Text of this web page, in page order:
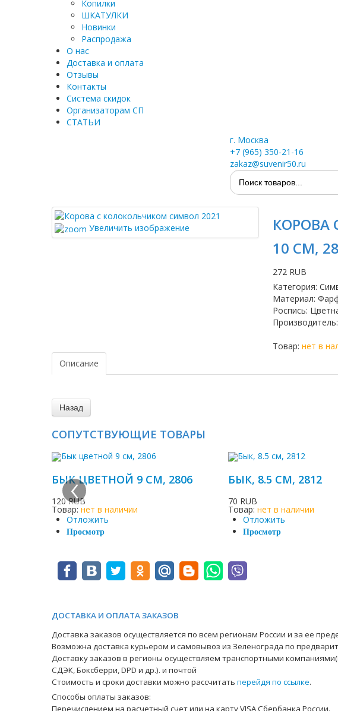
Копилки
ШКАТУЛКИ
Новинки
Распродажа
О нас
Доставка и оплата
Отзывы
Контакты
Система скидок
Организаторам СП
СТАТЬИ
г. Москва
+7 (965) 350-21-16
zakaz@suvenir50.ru
Увеличить изображение
КОРОВА
10 СМ,
272 RUB
Категория:
Материал:
Роспись:
Производитель:
Товар: нет в
Описание
СОПУТСТВУЮЩИЕ ТОВАРЫ
БЫК ЦВЕТНОЙ 9 СМ, 2806
120 RUB
Товар: нет в наличии
Отложить
Просмотр
БЫК, 8.5 СМ, 2812
70 RUB
Товар:нет в наличии
Отложить
Просмотр
‹
ДОСТАВКА И ОПЛАТА ЗАКАЗОВ
Доставка заказов осуществляется по всем регионам России и за ее
Возможна доставка курьером и самовывоз из Зеленограда по
Доставку заказов в регионы осуществляем транспортными
СДЭК, Боксберри, DPD и др.). и почтой
Стоимость и сроки доставки можно рассчитать перейдя по ссылке.
Способы оплаты заказов:
Перечислением на расчетный счет или на карту VISA Сбербанка России.